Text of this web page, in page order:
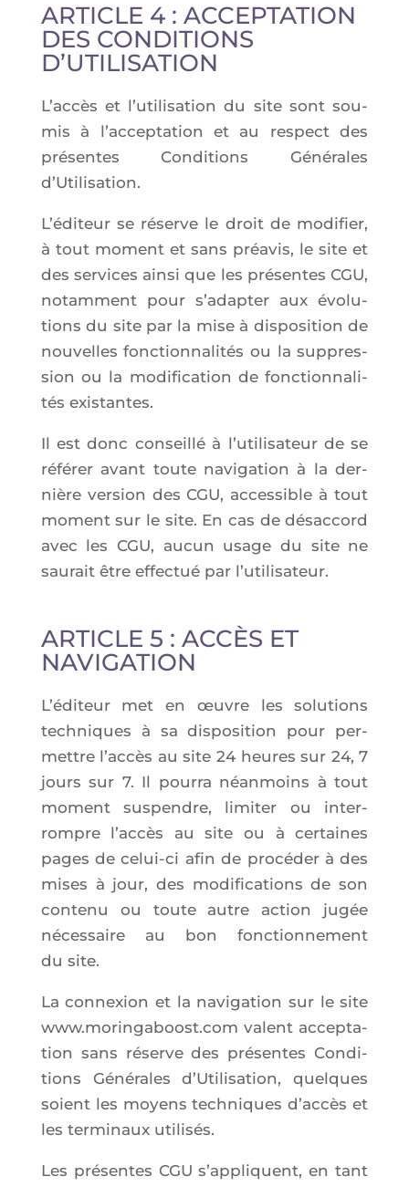
ARTICLE 4 : ACCEPTATION
DES CONDITIONS
D’UTILISATION
L’ac­cès et l’u­ti­li­sa­tion du site sont sou­
mis à l’ac­cep­ta­tion et au res­pect des
pré­sentes Condi­tions Géné­rales
d’Utilisation.
L’é­di­teur se réserve le droit de modi­fier,
à tout moment et sans pré­avis, le site et
des ser­vices ain­si que les pré­sentes CGU,
notam­ment pour s’a­dap­ter aux évo­lu­
tions du site par la mise à dis­po­si­tion de
nou­velles fonc­tion­na­li­tés ou la sup­pres­
sion ou la modi­fi­ca­tion de fonc­tion­na­li­
tés existantes.
Il est donc conseillé à l’u­ti­li­sa­teur de se
réfé­rer avant toute navi­ga­tion à la der­
nière ver­sion des CGU, acces­sible à tout
moment sur le site. En cas de désac­cord
avec les CGU, aucun usage du site ne
sau­rait être effec­tué par l’utilisateur.
ARTICLE 5 : ACCÈS ET
NAVIGATION
L’é­di­teur met en œuvre les solu­tions
tech­niques à sa dis­po­si­tion pour per­
mettre l’ac­cès au site 24 heures sur 24, 7
jours sur 7. Il pour­ra néan­moins à tout
moment sus­pendre, limi­ter ou inter­
rompre l’ac­cès au site ou à cer­taines
pages de celui-ci afin de pro­cé­der à des
mises à jour, des modi­fi­ca­tions de son
conte­nu ou toute autre action jugée
néces­saire au bon fonc­tion­ne­ment
du site.
La connexion et la navi­ga­tion sur le site
www.moringaboost.com valent accep­ta­
tion sans réserve des pré­sentes Condi­
tions Géné­rales d’U­ti­li­sa­tion, quelques
soient les moyens tech­niques d’ac­cès et
les ter­mi­naux utilisés.
Les pré­sentes CGU s’ap­pliquent, en tant